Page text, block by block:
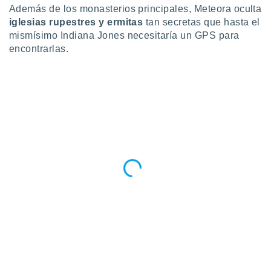
utilizar
Además de los monasterios principales, Meteora oculta
iglesias rupestres y ermitas tan secretas que hasta el
mismísimo Indiana Jones necesitaría un GPS para
encontrarlas.